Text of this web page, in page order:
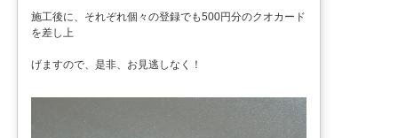
施工後に、それぞれ個々の登録でも500円分のクオカード
を差し上
げますので、是非、お見逃しなく！